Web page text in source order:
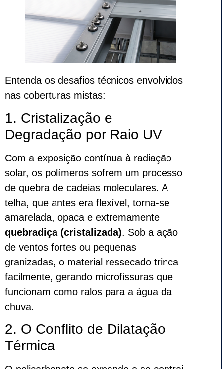
Entenda os desafios técnicos envolvidos
nas coberturas mistas:
1. Cristalização e
Degradação por Raio UV
Com a exposição contínua à radiação
solar, os polímeros sofrem um processo
de quebra de cadeias moleculares. A
telha, que antes era flexível, torna-se
amarelada, opaca e extremamente
quebradiça (cristalizada). Sob a ação
de ventos fortes ou pequenas
granizadas, o material ressecado trinca
facilmente, gerando microfissuras que
funcionam como ralos para a água da
chuva.
2. O Conflito de Dilatação
Térmica